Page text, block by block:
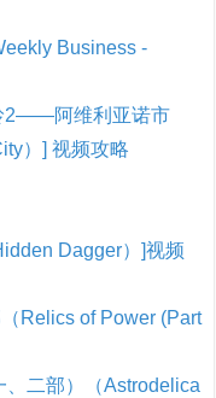
Business -
2——阿维利亚诺市
）] 视频攻略
Dagger）]视频
Relics of Power (Part
、二部）（Astrodelica